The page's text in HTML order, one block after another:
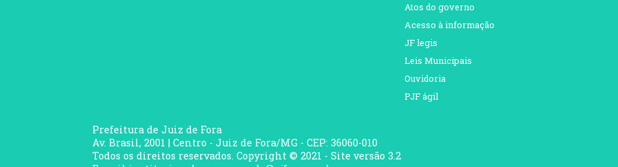
Atos do governo
Acesso à informação
JF legis
Leis Municipais
Ouvidoria
PJF ágil
Prefeitura de Juiz de Fora
Av. Brasil, 2001 | Centro - Juiz de Fora/MG - CEP: 36060-010
Todos os direitos reservados. Copyright © 2021 - Site versão 3.2